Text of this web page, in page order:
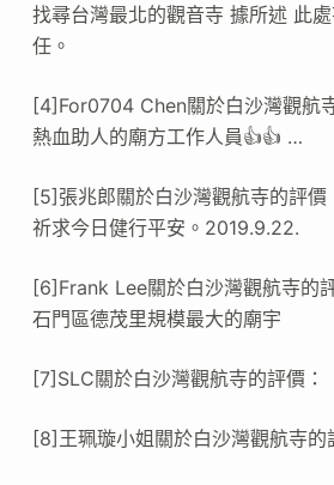
找尋台灣最北的觀音寺 據所述 此
任。
[4]For0704 Chen關於白沙灣觀航
熱血助人的廟方工作人員👍👍 …
[5]張兆郎關於白沙灣觀航寺的評價
祈求今日健行平安。2019.9.22.
[6]Frank Lee關於白沙灣觀航寺的
石門區德茂里規模最大的廟宇
[7]SLC關於白沙灣觀航寺的評價：
[8]王珮璇小姐關於白沙灣觀航寺的